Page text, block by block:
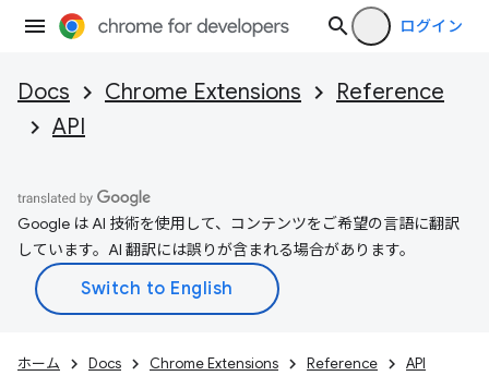
ログイン
Docs Chrome Extensions
Reference
API
Google は AI 技術を使用して、コンテンツをご希望の言語に翻訳
しています。AI 翻訳には誤りが含まれる場合があります。
ホーム Docs Chrome Extensions Reference API